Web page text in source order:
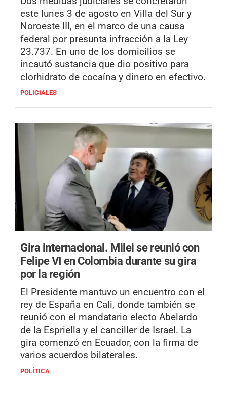
este lunes 3 de agosto en Villa del Sur y
Noroeste III, en el marco de una causa
federal por presunta infracción a la Ley
23.737. En uno de los domicilios se
incautó sustancia que dio positivo para
clorhidrato de cocaína y dinero en efectivo.
POLICIALES
Gira internacional. Milei se reunió con
Felipe VI en Colombia durante su gira
por la región
El Presidente mantuvo un encuentro con el
rey de España en Cali, donde también se
reunió con el mandatario electo Abelardo
de la Espriella y el canciller de Israel. La
gira comenzó en Ecuador, con la firma de
varios acuerdos bilaterales.
POLÍTICA